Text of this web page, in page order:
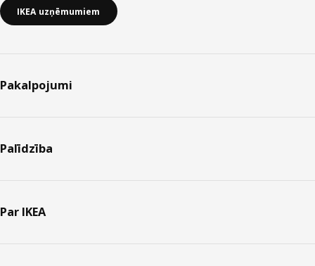
IKEA uzņēmumiem
Pakalpojumi
Palīdzība
Par IKEA